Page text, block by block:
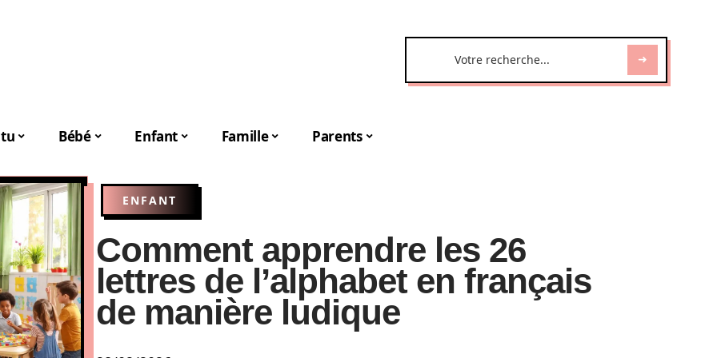
Bébé Enfant Famille Parents
ENFANT
Comment apprendre les 26
lettres de l’alphabet en français
de manière ludique